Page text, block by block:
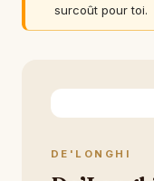
surcoût pour toi.
DE'LONGHI